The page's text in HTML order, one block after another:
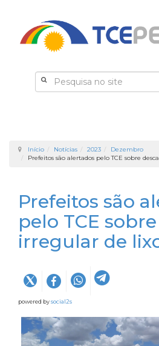
Início Notícias 2023
Dezembro
Prefeitos são alertados pelo TCE sobre
Prefeitos são
pelo TCE
irregular de
powered bysocial2s